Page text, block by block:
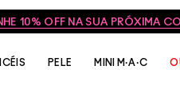
10% OFF NA SUA PRÓXIMA
PELE MINI M·A·C